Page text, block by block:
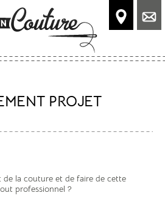
PROJET
de la couture et de faire de cette
professionnel ?